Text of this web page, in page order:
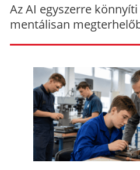
Az AI egyszerre
mentálisan